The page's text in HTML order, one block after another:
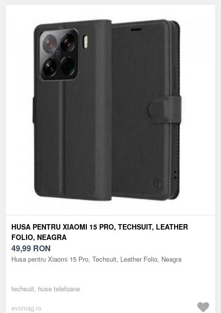
HUSA PENTRU XIAOMI 15 PRO, TECHSUIT, LEATHER
FOLIO, NEAGRA
49,99 RON
Husa pentru Xiaomi 15 Pro, Techsuit, Leather Folio, Neagra
techsuit, huse telefoane
evomag.ro